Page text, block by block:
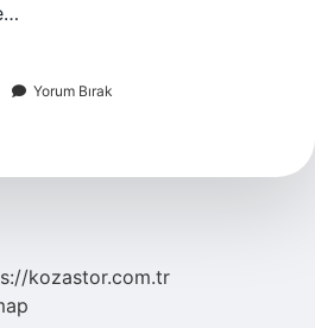
Yorum Bırak
kozastor.com.tr